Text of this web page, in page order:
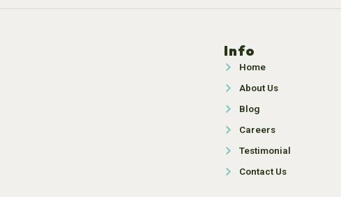
Info
Home
About Us
Blog
Careers
Testimonial
Contact Us